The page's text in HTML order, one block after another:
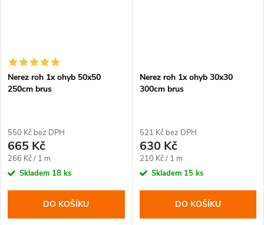
Nerez roh 1x ohyb 50x50
250cm brus
550 Kč bez DPH
665 Kč
Měrná
cena:
266 Kč / 1 m
Skladem 18 ks
DO KOŠÍKU
Nerez roh 1x ohyb 30x30
300cm brus
521 Kč bez DPH
630 Kč
Měrná
cena:
210 Kč / 1 m
Skladem 15 ks
DO KOŠÍKU